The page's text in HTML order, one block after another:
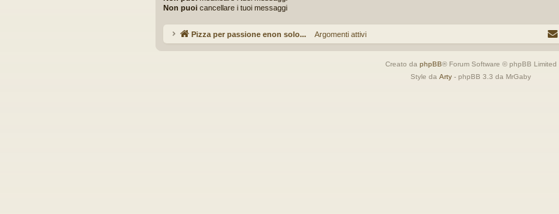
Non puoi cancellare i tuoi messaggi
Argomenti attivi
Pizza per passione enon solo...
Creato da phpBB® Forum Software © phpBB Limited
Style da Arty - phpBB 3.3 da MrGaby